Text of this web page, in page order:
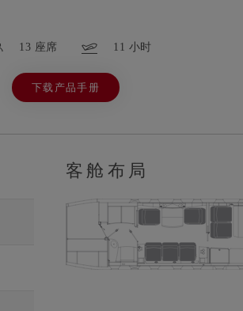
13 座席 11 小时
下载产品手册
客舱布局